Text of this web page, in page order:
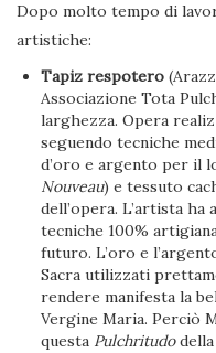
Dopo molto tempo di
artistiche:
Tapiz respotero
Associazione Tota
larghezza. Opera
seguendo tecniche
d’oro e argento per il
Nouveau) e tessuto
dell’opera. L’artista
tecniche 100%
futuro. L’oro e
Sacra utilizzati
rendere manifesta la
Vergine Maria. Perciò
questa Pulchritudo